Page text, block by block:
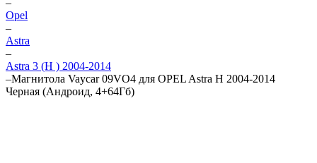
–
Opel
–
Astra
–
Astra 3 (H ) 2004-2014
–Магнитола Vaycar 09VO4 для OPEL Astra H 2004-2014
Черная (Андроид, 4+64Гб)